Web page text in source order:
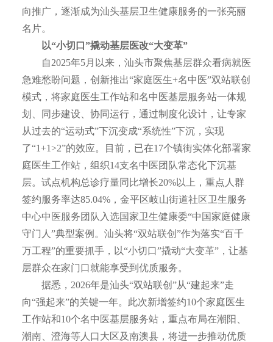
向推广，逐渐成为汕头基层卫生健康服务的一张亮丽
名片。
以“小切口”撬动基层医改“大变革”
自2025年5月以来，汕头市聚焦基层群众看病就医
急难愁盼问题，创新推出“家庭医生+名中医”双站联创
模式，将家庭医生工作站和名中医基层服务站一体规
划、同步建设、协同运行，通过制度化设计，让专家
从过去的“运动式”下沉变成“系统性”下沉，实现
了“1+1>2”的效应。目前，已在17个镇街实体化部署家
庭医生工作站，组织14支名中医团队常态化下沉基
层。试点机构总诊疗量同比增长20%以上，重点人群
签约服务率达85.04%，金平区岐山街道社区卫生服务
中心中医服务团队入选国家卫生健康委“中国家庭健康
守门人”典型案例。汕头将“双站联创”作为落实“百千
万工程”的重要抓手，以“小切口”撬动“大变革”，让基
层群众在家门口就能享受到优质服务。
据悉，2026年是汕头“双站联创”从“建起来”走
向“强起来”的关键一年。此次新增签约10个家庭医生
工作站和10个名中医基层服务站，重点布局在潮阳、
潮南、澄海等人口大区及南澳县，将进一步推动优质